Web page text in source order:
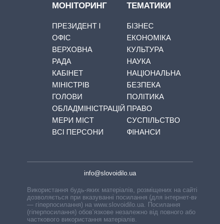
МОНІТОРИНГ
ПРЕЗИДЕНТ І
ОФІС
ВЕРХОВНА
РАДА
КАБІНЕТ
МІНІСТРІВ
ГОЛОВИ
ОБЛАДМІНІСТРАЦІЙ
МЕРИ МІСТ
ВСІ ПЕРСОНИ
ТЕМАТИКИ
БІЗНЕС
ЕКОНОМІКА
КУЛЬТУРА
НАУКА
НАЦІОНАЛЬНА
БЕЗПЕКА
ПОЛІТИКА
ПРАВО
СУСПІЛЬСТВО
ФІНАНСИ
info@slovoidilo.ua
Використання будь-яких матеріалів, розміщених на сайті,
дозволяється при вказуванні посилання (для інтернет-видань
— гіперпосилання) на www.slovoidilo.ua. Посилання
(гіперпосилання) обов’язкове незалежно від повного або
часткового використання матеріалів.